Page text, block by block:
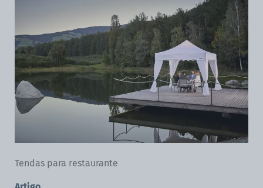
Tendas para restaurante